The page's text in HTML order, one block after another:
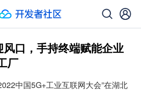
口，手持终端赋能企业
厂
中国5G+工业互联网大会”在湖北